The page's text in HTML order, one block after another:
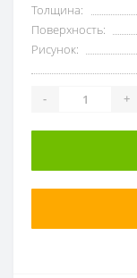
Толщина:
Поверхность:
Рисунок:
- +